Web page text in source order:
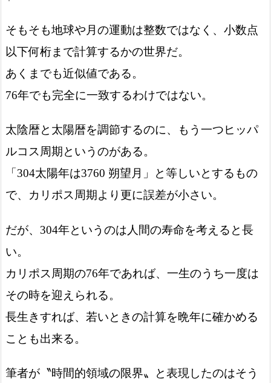
そもそも地球や月の運動は整数ではなく、小数点
以下何桁まで計算するかの世界だ。
あくまでも近似値である。
76年でも完全に一致するわけではない。
太陰暦と太陽暦を調節するのに、もう一つヒッパ
ルコス周期というのがある。
「304太陽年は3760 朔望月」と等しいとするもの
で、カリポス周期より更に誤差が小さい。
だが、304年というのは人間の寿命を考えると長
い。
カリポス周期の76年であれば、一生のうち一度は
その時を迎えられる。
長生きすれば、若いときの計算を晩年に確かめる
ことも出来る。
筆者が〝時間的領域の限界〟と表現したのはそう